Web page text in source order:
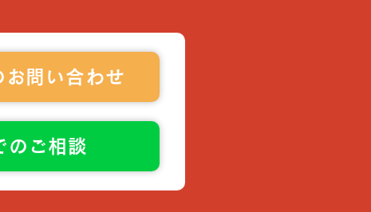
お問い合わせ
のご相談